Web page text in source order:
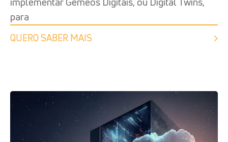
para
QUERO SABER MAIS